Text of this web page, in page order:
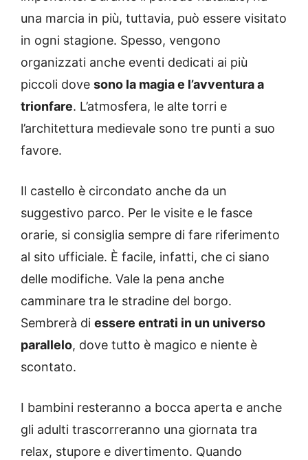
una marcia in più, tuttavia, può essere visitato
in ogni stagione. Spesso, vengono
organizzati anche eventi dedicati ai più
piccoli dove sono la magia e l’avventura a
trionfare. L’atmosfera, le alte torri e
l’architettura medievale sono tre punti a suo
favore.
Il castello è circondato anche da un
suggestivo parco. Per le visite e le fasce
orarie, si consiglia sempre di fare riferimento
al sito ufficiale. È facile, infatti, che ci siano
delle modifiche. Vale la pena anche
camminare tra le stradine del borgo.
Sembrerà di essere entrati in un universo
parallelo, dove tutto è magico e niente è
scontato.
I bambini resteranno a bocca aperta e anche
gli adulti trascorreranno una giornata tra
relax, stupore e divertimento. Quando